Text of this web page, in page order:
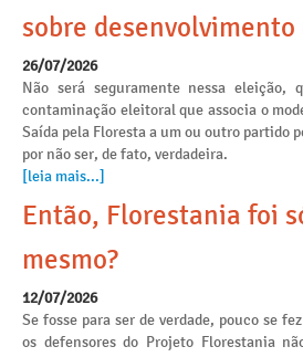
sobre desenvolvimento
26/07/2026
Não será seguramente nessa eleição,
contaminação eleitoral que associa o
Saída pela Floresta a um ou outro partido
por não ser, de fato, verdadeira.
[leia mais...]
Então, Florestania foi
mesmo?
12/07/2026
Se fosse para ser de verdade, pouco se
os defensores do Projeto Florestania